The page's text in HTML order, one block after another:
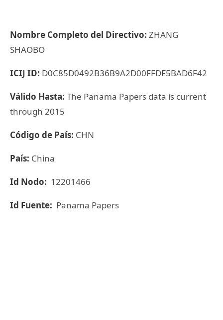
Nombre Completo del Directivo: ZHANG
SHAOBO
ICIJ ID: D0C85D0492B36B9A2D00FFDF5BAD6F42
Válido Hasta: The Panama Papers data is current
through 2015
Código de País: CHN
País: China
Id Nodo: 12201466
Id Fuente: Panama Papers